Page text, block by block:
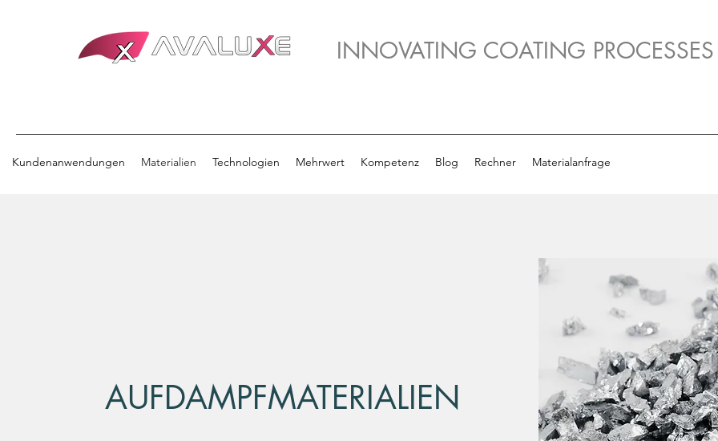
INNOVATING COATING PROCESSES
Kundenanwendungen Materialien Technologien Mehrwert Kompetenz Blog Rechner Materialanfrage
AUFDAMPFMATERIALIEN